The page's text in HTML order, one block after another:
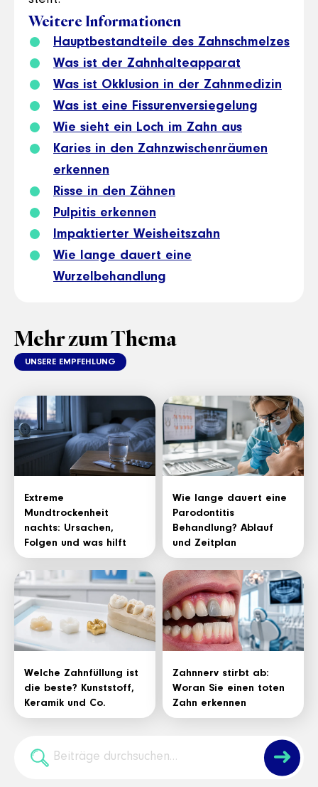
Weitere Informationen
Hauptbestandteile des Zahnschmelzes
Was ist der Zahnhalteapparat
Was ist Okklusion in der Zahnmedizin
Was ist eine Fissurenversiegelung
Wie sieht ein Loch im Zahn aus
Karies in den Zahnzwischenräumen
erkennen
Risse in den Zähnen
Pulpitis erkennen
Impaktierter Weisheitszahn
Wie lange dauert eine
Wurzelbehandlung
➜
Mehr zum Thema
UNSERE EMPFEHLUNG
Extreme
Mundtrockenheit
nachts: Ursachen,
Folgen und was hilft
Wie lange dauert eine
Parodontitis
Behandlung? Ablauf
und Zeitplan
Welche Zahnfüllung ist
die beste? Kunststoff,
Keramik und Co.
Zahnnerv stirbt ab:
Woran Sie einen toten
Zahn erkennen